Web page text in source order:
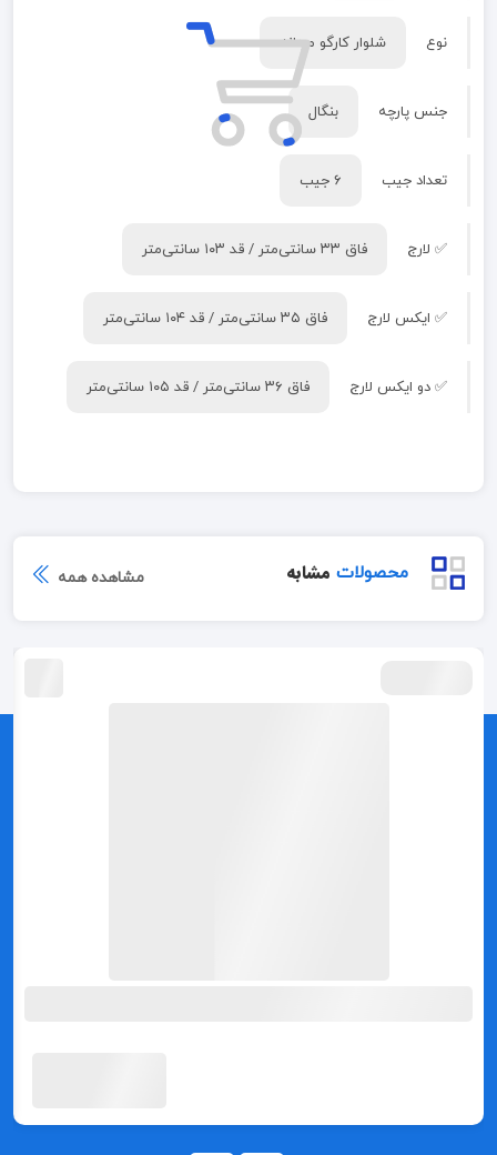
نوع شلوار کارگو مردانه
جنس پارچه بنگال
تعداد جیب ۶ جیب
✅ لارج فاق ۳۳ سانتی‌متر / قد ۱۰۳ سانتی‌متر
✅ ایکس لارج فاق ۳۵ سانتی‌متر / قد ۱۰۴ سانتی‌متر
✅ دو ایکس لارج فاق ۳۶ سانتی‌متر / قد ۱۰۵ سانتی‌متر
محصولات مشابه مشاهده همه